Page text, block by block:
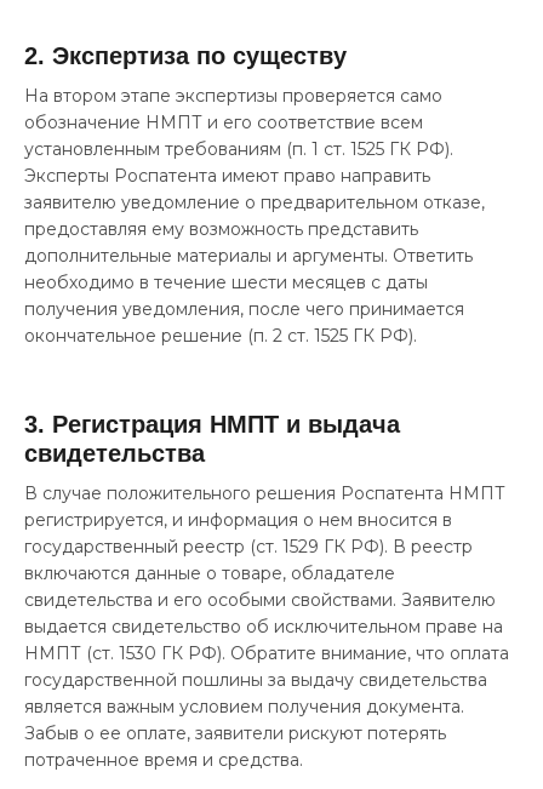
2. Экспертиза по существу
На втором этапе экспертизы проверяется само
обозначение НМПТ и его соответствие всем
установленным требованиям (п. 1 ст. 1525 ГК РФ).
Эксперты Роспатента имеют право направить
заявителю уведомление о предварительном отказе,
предоставляя ему возможность представить
дополнительные материалы и аргументы. Ответить
необходимо в течение шести месяцев с даты
получения уведомления, после чего принимается
окончательное решение (п. 2 ст. 1525 ГК РФ).
3. Регистрация НМПТ и выдача
свидетельства
В случае положительного решения Роспатента НМПТ
регистрируется, и информация о нем вносится в
государственный реестр (ст. 1529 ГК РФ). В реестр
включаются данные о товаре, обладателе
свидетельства и его особыми свойствами. Заявителю
выдается свидетельство об исключительном праве на
НМПТ (ст. 1530 ГК РФ). Обратите внимание, что оплата
государственной пошлины за выдачу свидетельства
является важным условием получения документа.
Забыв о ее оплате, заявители рискуют потерять
потраченное время и средства.